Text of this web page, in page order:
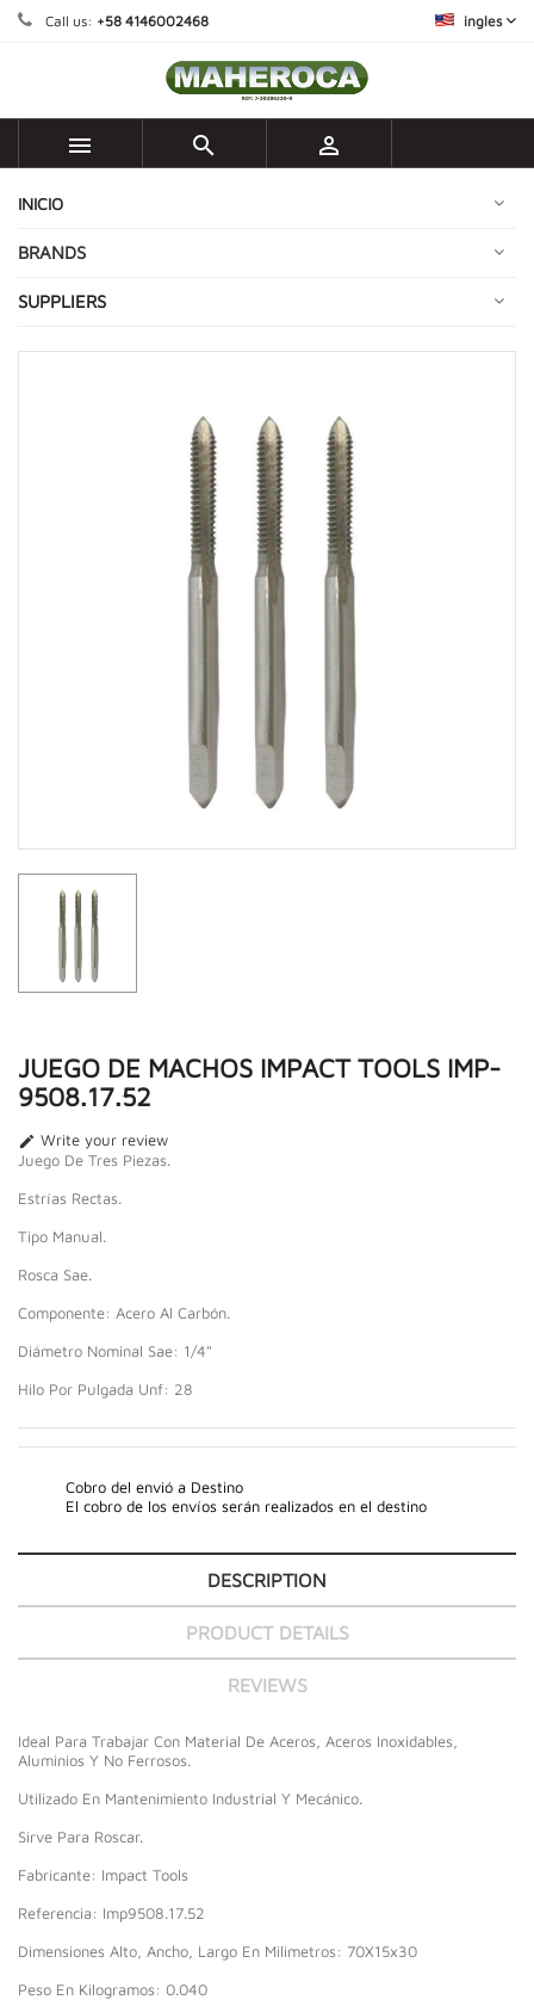
Call us: +58 4146002468 ingles
  
INICIO
BRANDS
SUPPLIERS
JUEGO DE MACHOS IMPACT TOOLS IMP-
9508.17.52
 Write your review
Juego De Tres Piezas.
Estrías Rectas.
Tipo Manual.
Rosca Sae.
Componente: Acero Al Carbón.
Diámetro Nominal Sae: 1/4"
Hilo Por Pulgada Unf: 28
Cobro del envió a Destino
El cobro de los envíos serán realizados en el destino
DESCRIPTION
PRODUCT DETAILS
REVIEWS
Ideal Para Trabajar Con Material De Aceros, Aceros Inoxidables,
Aluminios Y No Ferrosos.
Utilizado En Mantenimiento Industrial Y Mecánico.
Sirve Para Roscar.
Fabricante: Impact Tools
Referencia: Imp9508.17.52
Dimensiones Alto, Ancho, Largo En Milimetros: 70X15x30
Peso En Kilogramos: 0.040